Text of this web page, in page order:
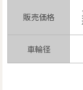
販売価格
車輪径